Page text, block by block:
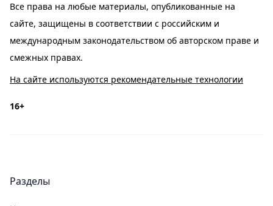
Все права на любые материалы, опубликованные на
сайте, защищены в соответствии с российским и
международным законодательством об авторском праве и
смежных правах.
На сайте используются рекомендательные технологии
16+
Разделы